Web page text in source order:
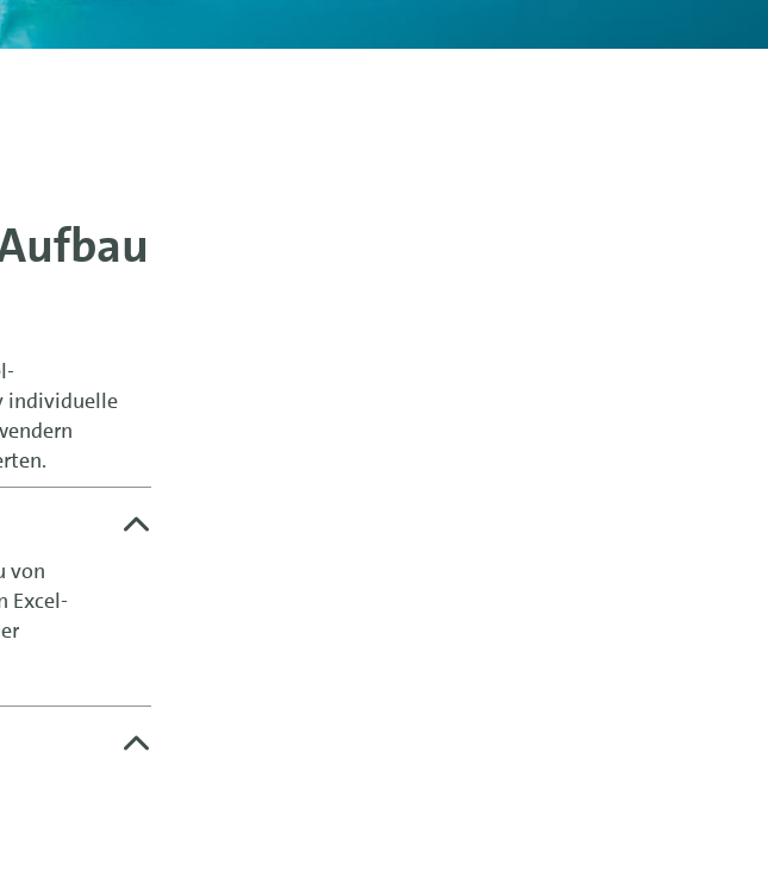
individuelle
von
Excel-